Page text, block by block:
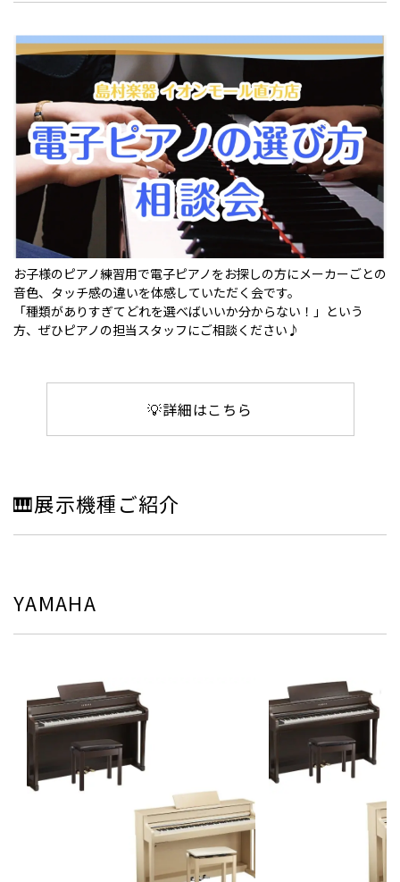
お子様のピアノ練習用で電子ピアノをお探しの方にメーカーごとの
音色、タッチ感の違いを体感していただく会です。
「種類がありすぎてどれを選べばいいか分からない！」という
方、ぜひピアノの担当スタッフにご相談ください♪
💡詳細はこちら
🎹展示機種ご紹介
YAMAHA